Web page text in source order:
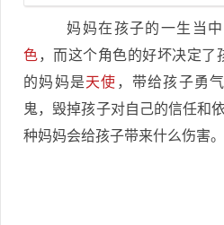
妈妈在孩子的一生当
色，而这个角色的好坏决定了
的妈妈是天使 ，带给孩子勇
鬼，毁掉孩子对自己的信任和
种妈妈会给孩子带来什么伤害。